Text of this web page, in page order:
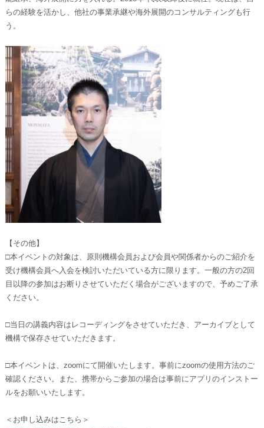
らの経験を活かし、他社の事業承継や海外展開のコンサルティングも行
う。
【その他】
□本イベントの対象は、原則機構会員および会員や関係者からのご紹介を
受け機構会員へ入会を検討いただいている方に限ります。一般の方の2回
目以降の参加はお断りさせていただく場合がございますので、予めご了承
ください。
□当日の講義内容はレコーディングをさせていただき、アーカイブとして
機構で保存させていただきます。
□本イベントは、zoomにて開催いたします。事前にzoomの使用方法のご
確認ください。また、携帯からご参加の場合は事前にアプリのインストー
ルをお願いいたします。
＜お申し込みはこちら＞